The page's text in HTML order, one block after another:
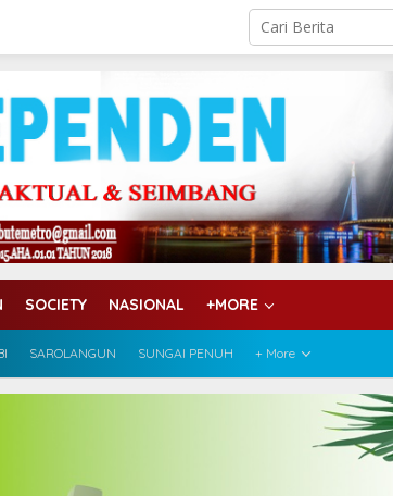
SOCIETY NASIONAL +MORE
SAROLANGUN SUNGAI PENUH + More